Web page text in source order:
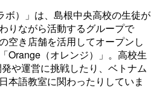
ボ）」は、島根中央高校の生徒が
りながら活動するグループで
空き店舗を活用してオープンし
Orange（オレンジ）」。高校生
や運営に挑戦したり、ベトナム
本語教室に関わったりしていま